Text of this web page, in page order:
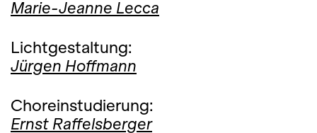
Marie-Jeanne Lecca
Lichtgestaltung:
Jürgen Hoffmann
Choreinstudierung:
Ernst Raffelsberger